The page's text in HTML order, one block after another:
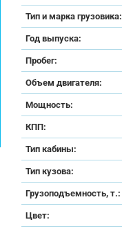
Тип и марка грузовика:
Год выпуска:
Пробег:
Объем двигателя:
Мощность:
КПП:
Тип кабины:
Тип кузова:
Грузоподъемность, т.:
Цвет: